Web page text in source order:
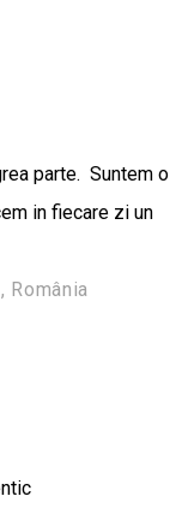
parte. Suntem o
in fiecare zi un
România